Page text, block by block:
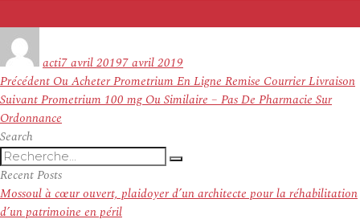
actile
7 avril 20197 avril 2019
Navigation
de
l’article
Précédent Article
précédent :
Ou Acheter Prometrium En Ligne Remise Courrier Livraison
SuivantArticle
suivant :
Prometrium 100 mg Ou Similaire – Pas De Pharmacie Sur
Ordonnance
Search
Recherche
pour
:
Recherche
Recent Posts
Mossoul à cœur ouvert, plaidoyer d’un architecte pour la réhabilitation
d’un patrimoine en péril